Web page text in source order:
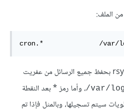
الملف:
cron.*              /var/
هذا السطر سيخبر عفريت rsyslog بحفظ جميع الرسائل من عفريت
var/ ، وأما رمز * بعد النقطة
سيتم تسجيلها، وبالمثل فإذا تم